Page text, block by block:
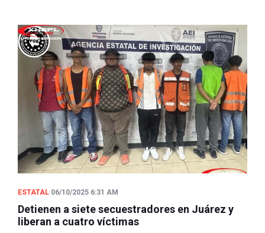
ESTATAL 06/10/2025 6:31 AM
Detienen a siete secuestradores en Juárez y
liberan a cuatro víctimas